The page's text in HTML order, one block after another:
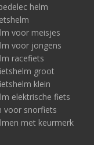
helm
voor meisjes
voor jongens
racefiets
groot
klein
elektrische fiets
voor snorfiets
met keurmerk